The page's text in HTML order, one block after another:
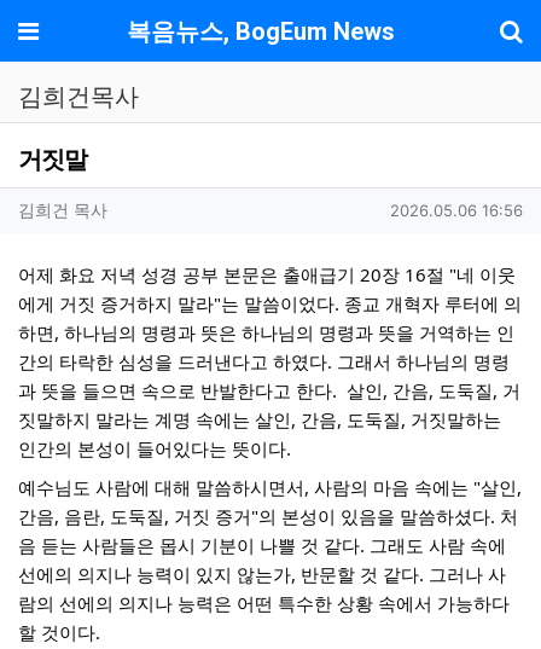
메뉴 복음뉴스, BogEum News
김희건목사
거짓말
작성자 정보
김희건 목사작성 작성일
2026.05.06 16:56
컨텐츠 정보
본문
어제 화요 저녁 성경 공부 본문은 출애급기 20장 16절 "네 이웃
에게 거짓 증거하지 말라"는 말씀이었다. 종교 개혁자 루터에 의
하면, 하나님의 명령과 뜻은 하나님의 명령과 뜻을 거역하는 인
간의 타락한 심성을 드러낸다고 하였다. 그래서 하나님의 명령
과 뜻을 들으면 속으로 반발한다고 한다.  살인, 간음, 도둑질, 거
짓말하지 말라는 계명 속에는 살인, 간음, 도둑질, 거짓말하는
인간의 본성이 들어있다는 뜻이다.
예수님도 사람에 대해 말씀하시면서, 사람의 마음 속에는 "살인,
간음, 음란, 도둑질, 거짓 증거"의 본성이 있음을 말씀하셨다. 처
음 듣는 사람들은 몹시 기분이 나쁠 것 같다. 그래도 사람 속에
선에의 의지나 능력이 있지 않는가, 반문할 것 같다. 그러나 사
람의 선에의 의지나 능력은 어떤 특수한 상황 속에서 가능하다
할 것이다.